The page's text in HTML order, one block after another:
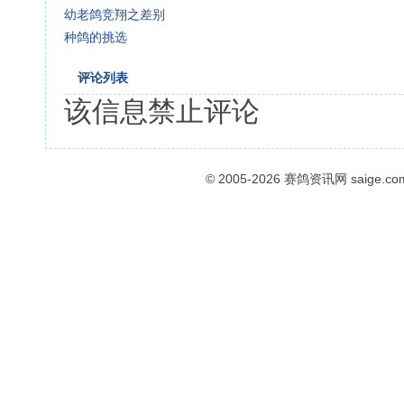
幼老鸽竞翔之差别
种鸽的挑选
评论列表
该信息禁止评论
© 2005-2026 赛鸽资讯网